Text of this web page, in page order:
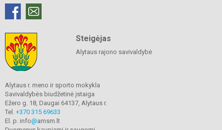
Steigėjas
Alytaus rajono savivaldybė
Alytaus r. meno ir sporto mokykla
Savivaldybės biudžetinė įstaiga
Ežero g. 18, Daugai 64137, Alytaus r.
Tel. +370 315 69633
El. p. info@amsm.lt